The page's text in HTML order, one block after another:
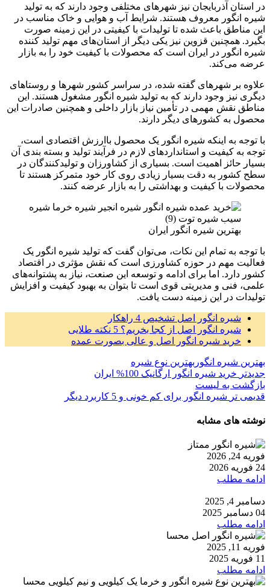
در استان آذربایجان نیز شهرهای مختلفی وجود دارند که به تولید
شیره انگور معروف هستند. شرایط آب و هوایی و خاک مناسب در
این مناطق باعث شده تا تولیدات با کیفیتی در این زمینه صورت
بگیرد. همچنین قزوین نیز یکی دیگر از استان‌های مهم تولید کننده
شیره انگور در ایران است که محصولات با کیفیت خود را به بازار
عرضه می‌کند.
علاوه بر شهرهای گفته شده، در سراسر کشور شهرها و روستاهای
دیگری نیز وجود دارند که به تولید شیره انگور مشغول هستند. این
مناطق نقش مهمی در تأمین نیاز بازار داخلی و همچنین صادرات این
محصول به کشورهای دیگر دارند.
با توجه به اینکه شیره انگور یک محصول باارزش اقتصادی است،
توجه به کیفیت و استانداردهای لازم در فرآیند تولید و بسته بندی آن
بسیار حائز اهمیت است. بسیاری از کشاورزان و تولیدکنندگان در
سطح کشور به دقت بسیار زیادی روی کار خود متمرکز هستند تا
محصولات با کیفیت و بهداشتی را به بازار عرضه کنند.
بهترین شیره انگور ایران
با توجه به تمام این نکات، می‌توان گفت که تولید شیره انگور یک
فعالیت مهم در حوزه کشاورزی است که نقش مؤثری در اقتصاد
کشور دارد. اما برای ادامه و توسعه این صنعت، نیاز به پشتوانه‌های
علمی، فنی و مدیریتی قوی است تا بتوان به بهبود کیفیت و افزایش
تولیدات در این زمینه دست یافت.
شیره انگور اصل تشخیص 4 راهکار
شیره انگور اصل از کجا بخریم؟ 5 نکته طلایی
خرید شیره انگور اصل و عالی بصورت عمده
بهترین شیره انگور بهترین نوع شیره
جدیدتر خرید شیره انگور ارگانیک 100% ایران
بازگشت به لیست
قدیمی تر شیره انگور برای کم خونی و 5 کاربرد دیگر
نوشته های مشابه
فوریه 24, 2026
24 فوریه 2026
ادامه مطلب
دسامبر 4, 2025
04 دسامبر 2025
ادامه مطلب
فوریه 11, 2025
11 فوریه 2025
ادامه مطلب